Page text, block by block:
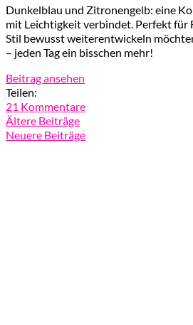
Dunkelblau und Zitronengelb: eine
mit Leichtigkeit verbindet. Perfekt für
Stil bewusst weiterentwickeln
– jeden Tag ein bisschen mehr!
Beitrag ansehen
Teilen:
21 Kommentare
Ältere Beiträge
Neuere Beiträge